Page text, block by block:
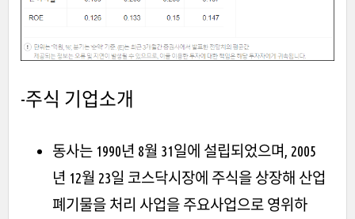
-주식 기업소개
동사는 1990년 8월 31일에 설립되었으며, 2005
년 12월 23일 코스닥시장에 주식을 상장해 산업
폐기물을 처리 사업을 주요사업으로 영위하